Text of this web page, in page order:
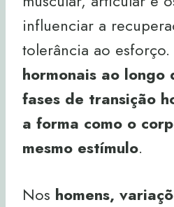
influenciar a
tolerância ao esforço.
hormonais ao longo
fases de transição
a forma como o
mesmo estímulo.
Nos homens,